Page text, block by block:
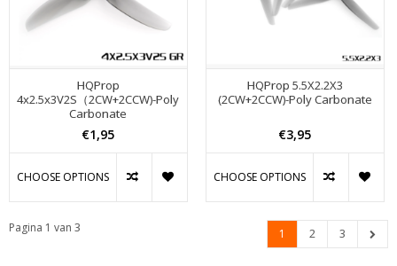
HQProp
4x2.5x3V2S（2CW+2CCW)-Poly
Carbonate
€1,95
CHOOSE OPTIONS
HQProp 5.5X2.2X3
(2CW+2CCW)-Poly Carbonate
€3,95
CHOOSE OPTIONS
Pagina 1 van 3 1 2 3